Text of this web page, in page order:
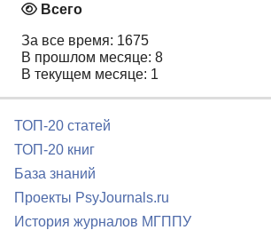
Всего
За все время: 1675
В прошлом месяце: 8
В текущем месяце: 1
ТОП-20 статей
ТОП-20 книг
База знаний
Проекты PsyJournals.ru
История журналов МГППУ